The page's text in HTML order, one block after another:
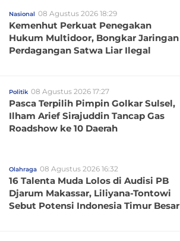
Nasional 08 Agustus 2026 18:29
Kemenhut Perkuat Penegakan
Hukum Multidoor, Bongkar Jaringan
Perdagangan Satwa Liar Ilegal
Politik 08 Agustus 2026 17:27
Pasca Terpilih Pimpin Golkar Sulsel,
Ilham Arief Sirajuddin Tancap Gas
Roadshow ke 10 Daerah
Olahraga 08 Agustus 2026 16:32
16 Talenta Muda Lolos di Audisi PB
Djarum Makassar, Liliyana-Tontowi
Sebut Potensi Indonesia Timur Besar